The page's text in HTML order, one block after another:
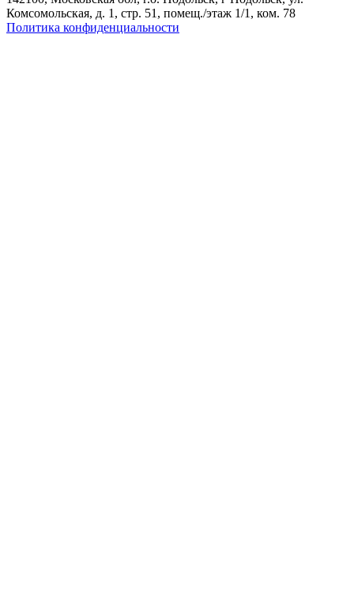
Комсомольская, д. 1, стр. 51, помещ./этаж 1/1, ком. 78
Политика конфиденциальности